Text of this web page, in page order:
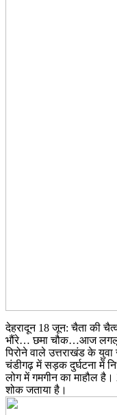
देहरादून 18 जून: चैता की
भौंरे… छमा चौक…आज लगलू
पिरोने वाले उत्तराखंड के
चंडीगढ़ में सड़क दुर्घटना में
लोग में गमगीन का माहौल
शोक जताया है।